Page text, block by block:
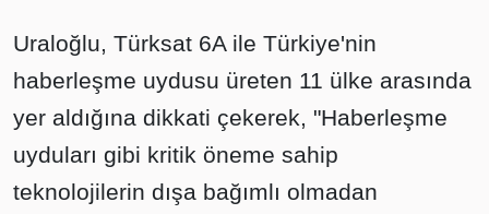
Uraloğlu, Türksat 6A ile Türkiye'nin
haberleşme uydusu üreten 11 ülke arasında
yer aldığına dikkati çekerek, "Haberleşme
uyduları gibi kritik öneme sahip
teknolojilerin dışa bağımlı olmadan